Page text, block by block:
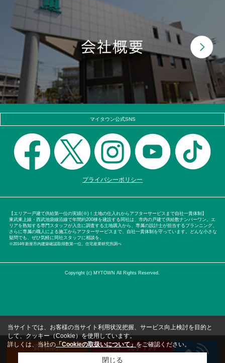
マイタウン公式SNS
プライバシーポリシー
【エリア一戸建て供給第一位の実績(※)！土地の仕入れからアフターサービスまで自社一貫体制】
東武東上線・西武池袋線沿線で年間約200棟を建設する同社は、市内の戸建て供給数ナンバーワン。エ
リアを熟知する専門スタッフが入念に調査する土地購入から、専属の設計士が担当するプランニング、
さらに専属の職人による施工からアフターサービスまで、自社一貫体制を守っています。どんな小さな
疑問でも、ぜひ気軽に同社スタッフに相談を。
※2014年新座市内建築確認取得数第一位。住宅産業研究所調べ
Copyright (c) MYTOWN All Rights Reserved.
資料請求
来店・見学予約
（無料）
当サイトでは、お客様の当サイト利用状況把握、サービス向上検討を目的と
して、クッキー（Cookie）を使用しています。
詳しくは、当社の「Cookieの取扱いについて」をご確認ください。
閉じる